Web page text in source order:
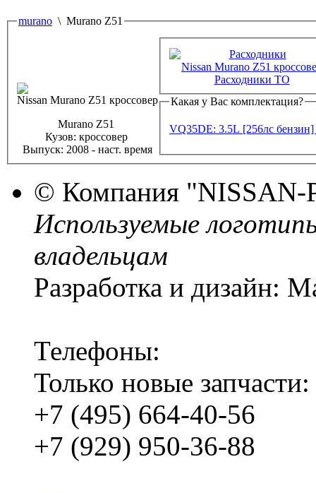
murano \ Murano Z51
Murano Z51
Кузов: кроссовер
Выпуск: 2008 - наст. время
Расходники ТО
Какая у Вас комплектация?
VQ35DE: 3.5L [256лс
© Компания "NISSAN-
Используемые
владельцам
Разработка и дизайн:
Телефоны:
Только новые запчасти:
+7 (495) 664-40-56
+7 (929) 950-36-88